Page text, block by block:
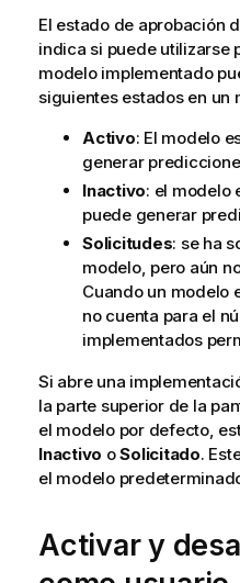
El estado de aprobación
indica si puede utilizarse
modelo implementado
siguientes estados en un
Activo: El modelo
generar
Inactivo: el modelo
puede generar
Solicitudes: se ha
modelo, pero aún
Cuando un modelo
no cuenta para el
implementados
Si abre una
la parte superior de la
el modelo por defecto,
Inactivo oSolicitado.
el modelo
Activar y